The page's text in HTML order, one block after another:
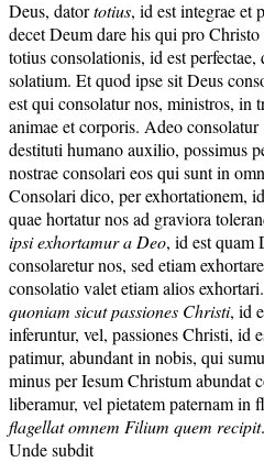
Deus, datortotius, id est integrae et
decet Deum dare his qui pro
totius consolationis, id est
solatium. Et quod ipse sit Deus
est qui consolatur nos, ministros, in
animae et corporis. Adeo
destituti humano auxilio, possimus
nostrae consolari eos qui sunt in
Consolari dico, per exhortationem,
quae hortatur nos ad graviora
ipsi exhortamur a Deo, id est quam
consolaretur nos, sed etiam
consolatio valet etiam alios
quoniam sicut passiones Christi, id
inferuntur, vel, passiones Christi, id
patimur, abundant in nobis, qui
minus per Iesum Christum abundat
liberamur, vel pietatem paternam in
flagellat omnem Filium quem recipit
Unde subdit